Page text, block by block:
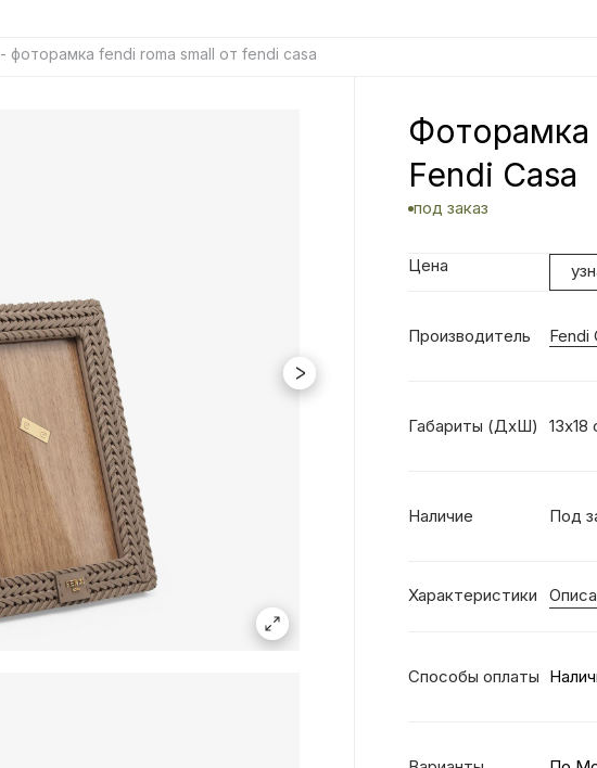
- фоторамка fendi roma small от fendi casa
Фоторамка
Fendi Casa
под заказ
Цена
Производитель Fendi
Габариты (ДхШ) 13х18
Наличие Под
Характеристики
Способы оплаты